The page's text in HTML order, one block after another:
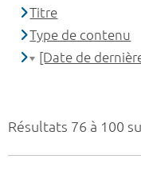
Résultats 76 à 100
Titre
Type de contenu
[Date de